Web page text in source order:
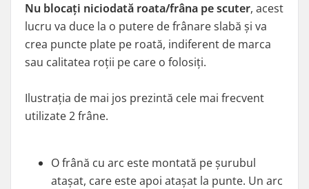
Nu blocați niciodată roata/frâna pe scuter, acest
lucru va duce la o putere de frânare slabă și va
crea puncte plate pe roată, indiferent de marca
sau calitatea roții pe care o folosiți.
Ilustrația de mai jos prezintă cele mai frecvent
utilizate 2 frâne.
O frână cu arc este montată pe șurubul
atașat, care este apoi atașat la punte. Un arc